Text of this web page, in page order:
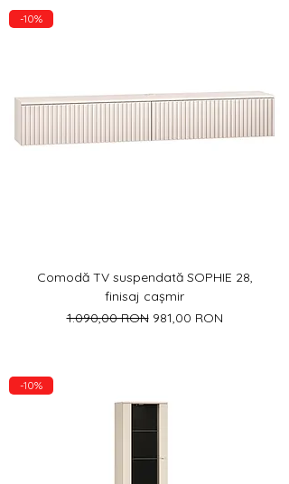
-10%
Comodă TV suspendată SOPHIE 28,
finisaj cașmir
Preț normal
1.090,00 RON Preț redus
981,00 RON
-10%